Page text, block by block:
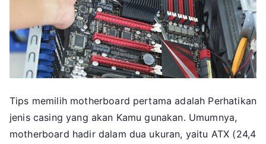
Tips memilih motherboard pertama adalah Perhatikan
jenis casing yang akan Kamu gunakan. Umumnya,
motherboard hadir dalam dua ukuran, yaitu ATX (24,4